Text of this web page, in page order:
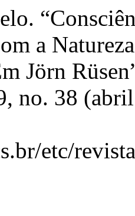
a
Jörn
no. 38
etc/